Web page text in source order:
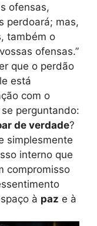
ofensas,
perdoará; mas,
também o
ofensas.”
que o perdão
está
com o
perguntando:
de verdade?
simplesmente
interno que
compromisso
à paz e à